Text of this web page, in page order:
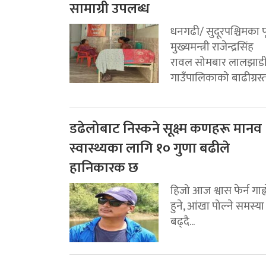
सामाग्री उपलब्ध
धनगढी/ सुदूरपश्चिमका
मुख्यमन्त्री राजेन्द्रसिंह
रावल सोमबार
गाउँपालिकाको
डढेलोबाट निस्कने सूक्ष्म कणहरू मानव
स्वास्थ्यका लागि १० गुणा बढीले
हानिकारक छ
हिजो आज श्वास फेर्न
हुने, आंखा पोल्ने समस्या
बढ्दै...